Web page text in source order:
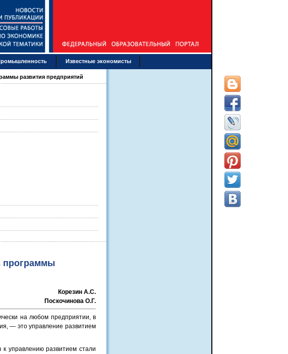
Известные экономисты
развития предприятий
программы
Корезин А.С.
Поскочинова О.Г.
на любом предприятии, в
— это управление развитием
к управлению развитием стали